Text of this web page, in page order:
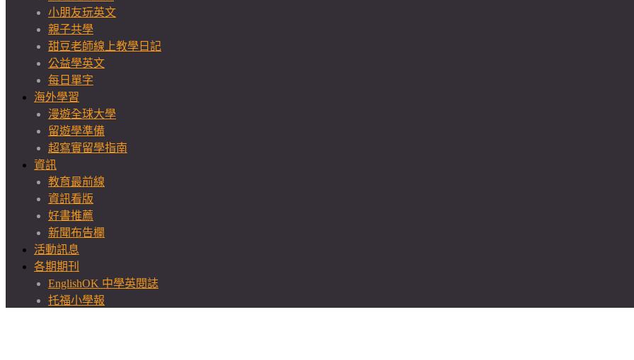
小朋友玩英文
親子共學
甜豆老師線上教學日記
公益學英文
每日單字
海外學習
漫遊全球大學
留遊學準備
超寫實留學指南
資訊
教育最前線
資訊看版
好書推薦
新聞布告欄
活動訊息
各期期刊
EnglishOK 中學英閱誌
托福小學報